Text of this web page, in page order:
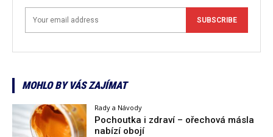
SUBSCRIBE
MOHLO BY VÁS ZAJÍMAT
Rady a Návody
Pochoutka i zdraví – ořechová másla
nabízí obojí